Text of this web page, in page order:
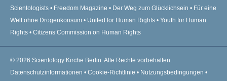
Scientologists
Freedom Magazine Der Weg zum Glücklichsein
Für eine
Welt ohne Drogenkonsum
United for Human Rights
Youth for Human
Rights
Citizens Commission on Human Rights
© 2026 Scientology Kirche Berlin. Alle Rechte vorbehalten.
Datenschutzinformationen • Cookie-Richtlinie • Nutzungsbedingungen •